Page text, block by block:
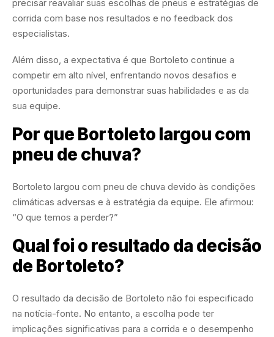
precisar reavaliar suas escolhas de pneus e estratégias de
corrida com base nos resultados e no feedback dos
especialistas.
Além disso, a expectativa é que Bortoleto continue a
competir em alto nível, enfrentando novos desafios e
oportunidades para demonstrar suas habilidades e as da
sua equipe.
Por que Bortoleto largou com
pneu de chuva?
Bortoleto largou com pneu de chuva devido às condições
climáticas adversas e à estratégia da equipe. Ele afirmou:
“O que temos a perder?”
Qual foi o resultado da decisão
de Bortoleto?
O resultado da decisão de Bortoleto não foi especificado
na notícia-fonte. No entanto, a escolha pode ter
implicações significativas para a corrida e o desempenho